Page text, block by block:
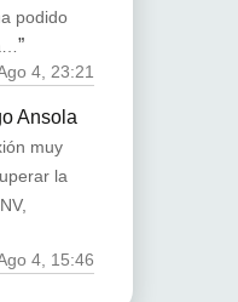
podido
”
4, 23:21
Ansola
muy
la
4, 15:46